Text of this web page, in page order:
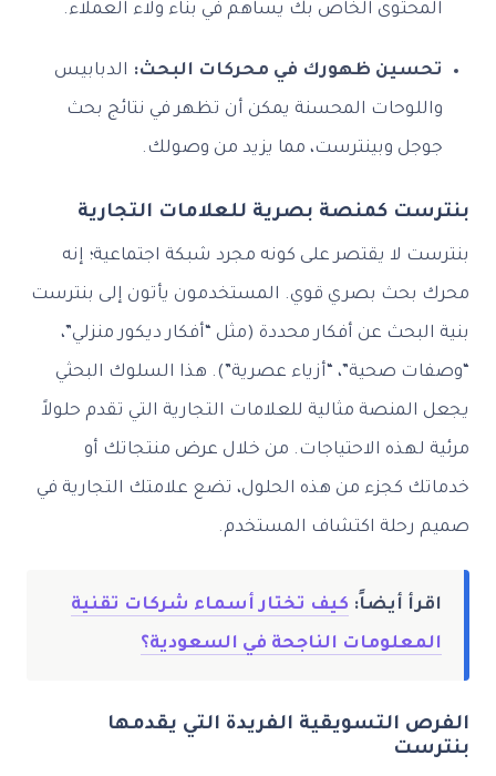
المحتوى الخاص بك يساهم في بناء ولاء العملاء.
تحسين ظهورك في محركات البحث: الدبابيس
واللوحات المحسنة يمكن أن تظهر في نتائج بحث
جوجل وبينترست، مما يزيد من وصولك.
بنترست كمنصة بصرية للعلامات التجارية
بنترست لا يقتصر على كونه مجرد شبكة اجتماعية؛ إنه
محرك بحث بصري قوي. المستخدمون يأتون إلى بنترست
بنية البحث عن أفكار محددة (مثل “أفكار ديكور منزلي”،
“وصفات صحية”، “أزياء عصرية”). هذا السلوك البحثي
يجعل المنصة مثالية للعلامات التجارية التي تقدم حلولاً
مرئية لهذه الاحتياجات. من خلال عرض منتجاتك أو
خدماتك كجزء من هذه الحلول، تضع علامتك التجارية في
صميم رحلة اكتشاف المستخدم.
اقرأ أيضاً: كيف تختار أسماء شركات تقنية
المعلومات الناجحة في السعودية؟
الفرص التسويقية الفريدة التي يقدمها
بنترست